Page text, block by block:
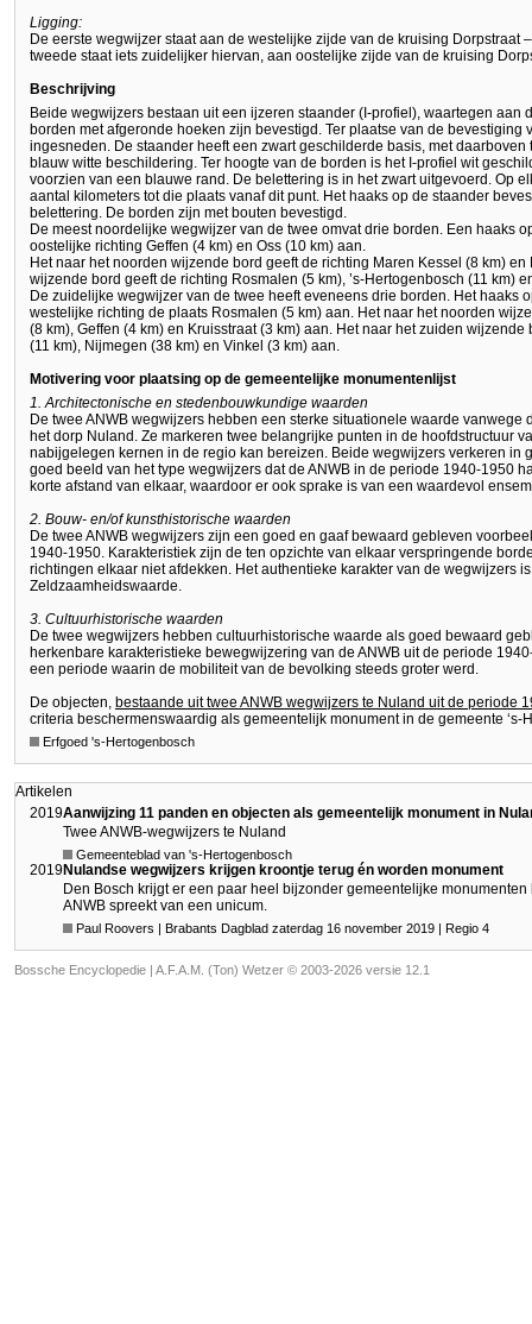
Ligging:
De eerste wegwijzer staat aan de westelijke zijde van de kruising Dorpstraat
tweede staat iets zuidelijker hiervan, aan oostelijke zijde van de kruising
Beschrijving
Beide wegwijzers bestaan uit een ijzeren staander (I-profiel), waartegen aan
borden met afgeronde hoeken zijn bevestigd. Ter plaatse van de bevestiging
ingesneden. De staander heeft een zwart geschilderde basis, met
blauw witte beschildering. Ter hoogte van de borden is het I-profiel wit
voorzien van een blauwe rand. De belettering is in het zwart uitgevoerd. Op
aantal kilometers tot die plaats vanaf dit punt. Het haaks op de staander
belettering. De borden zijn met bouten bevestigd.
De meest noordelijke wegwijzer van de twee omvat drie borden. Een haaks
oostelijke richting Geffen (4 km) en Oss (10 km) aan.
Het naar het noorden wijzende bord geeft de richting Maren Kessel (8 km)
wijzende bord geeft de richting Rosmalen (5 km), ’s-Hertogenbosch (11 km)
De zuidelijke wegwijzer van de twee heeft eveneens drie borden. Het haaks
westelijke richting de plaats Rosmalen (5 km) aan. Het naar het noorden
(8 km), Geffen (4 km) en Kruisstraat (3 km) aan. Het naar het zuiden
(11 km), Nijmegen (38 km) en Vinkel (3 km) aan.
Motivering voor plaatsing op de gemeentelijke monumentenlijst
1. Architectonische en stedenbouwkundige waarden
De twee ANWB wegwijzers hebben een sterke situationele waarde
het dorp Nuland. Ze markeren twee belangrijke punten in de hoofdstructuur
nabijgelegen kernen in de regio kan bereizen. Beide wegwijzers verkeren in
goed beeld van het type wegwijzers dat de ANWB in de periode 1940-1950
korte afstand van elkaar, waardoor er ook sprake is van een waardevol
2. Bouw- en/of kunsthistorische waarden
De twee ANWB wegwijzers zijn een goed en gaaf bewaard gebleven
1940-1950. Karakteristiek zijn de ten opzichte van elkaar verspringende
richtingen elkaar niet afdekken. Het authentieke karakter van de wegwijzers
Zeldzaamheidswaarde.
3. Cultuurhistorische waarden
De twee wegwijzers hebben cultuurhistorische waarde als goed bewaard
herkenbare karakteristieke bewegwijzering van de ANWB uit de periode
een periode waarin de mobiliteit van de bevolking steeds groter werd.
De objecten, bestaande uit twee ANWB wegwijzers te Nuland uit de periode
criteria beschermenswaardig als gemeentelijk monument in de gemeente ‘s-
Erfgoed 's-Hertogenbosch
Artikelen
2019Aanwijzing 11 panden en objecten als gemeentelijk monument in
Twee ANWB-wegwijzers te Nuland
Gemeenteblad van 's-Hertogenbosch
2019Nulandse wegwijzers krijgen kroontje terug én worden monument
Den Bosch krijgt er een paar heel bijzonder gemeentelijke
ANWB spreekt van een unicum.
Paul Roovers | Brabants Dagblad zaterdag 16 november 2019 | Regio 4
Bossche Encyclopedie | A.F.A.M. (Ton) Wetzer © 2003-2026 versie 12.1